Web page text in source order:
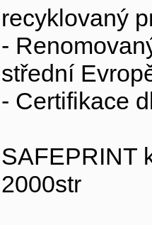
recyklovaný
-
střední
- Certifikace
SAFEPRINT
2000str